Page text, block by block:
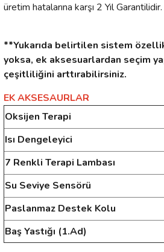
üretim hatalarına karşı 2 Yıl Garantilidir.
**Yukarıda belirtilen sistem
yoksa, ek aksesuarlardan seçim
çeşitliliğini arttırabilirsiniz.
EK AKSESAURLAR
Oksijen Terapi
Isı Dengeleyici
7 Renkli Terapi Lambası
Su Seviye Sensörü
Paslanmaz Destek Kolu
Baş Yastığı (1.Ad)